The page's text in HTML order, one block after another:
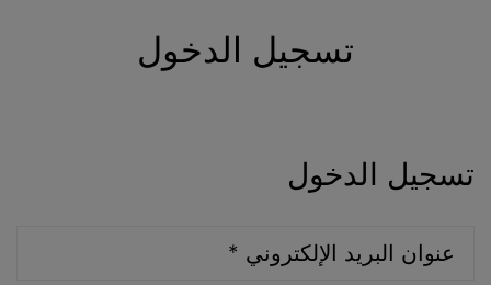
تسجيل الدخول
تسجيل الدخول
عنوان البريد الإلكتروني *